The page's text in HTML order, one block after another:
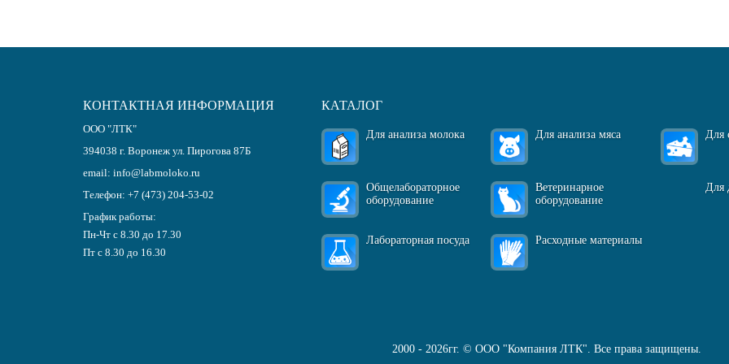
КОНТАКТНАЯ ИНФОРМАЦИЯ
ООО "ЛТК"
394038 г. Воронеж ул. Пирогова 87Б
email: info@labmoloko.ru
Телефон: +7 (473) 204-53-02
График работы:
Пн-Чт с 8.30 до 17.30
Пт с 8.30 до 16.30
КАТАЛОГ
Для анализа молока Для анализа мяса Для
Общелабораторное
оборудование
Ветеринарное
оборудование
Для
Лабораторная посуда Расходные материалы
2000 - 2026гг. © ООО "Компания ЛТК". Все права защищены.